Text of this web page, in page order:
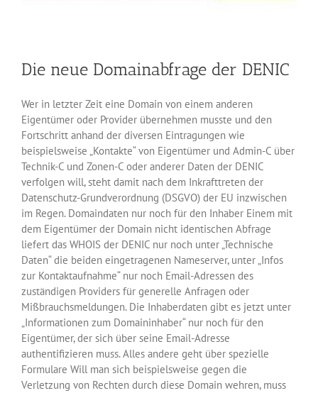
Die neue Domainabfrage der DENIC
Wer in letzter Zeit eine Domain von einem anderen
Eigentümer oder Provider übernehmen musste und den
Fortschritt anhand der diversen Eintragungen wie
beispielsweise „Kontakte“ von Eigentümer und Admin-C über
Technik-C und Zonen-C oder anderer Daten der DENIC
verfolgen will, steht damit nach dem Inkrafttreten der
Datenschutz-Grundverordnung (DSGVO) der EU inzwischen
im Regen. Domaindaten nur noch für den Inhaber Einem mit
dem Eigentümer der Domain nicht identischen Abfrage
liefert das WHOIS der DENIC nur noch unter „Technische
Daten“ die beiden eingetragenen Nameserver, unter „Infos
zur Kontaktaufnahme“ nur noch Email-Adressen des
zuständigen Providers für generelle Anfragen oder
Mißbrauchsmeldungen. Die Inhaberdaten gibt es jetzt unter
„Informationen zum Domaininhaber“ nur noch für den
Eigentümer, der sich über seine Email-Adresse
authentifizieren muss. Alles andere geht über spezielle
Formulare Will man sich beispielsweise gegen die
Verletzung von Rechten durch diese Domain wehren, muss